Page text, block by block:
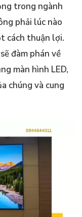
trong ngành
phải lúc nào
cách thuận lợi.
đàm phán về
màn hình LED,
chúng và cung